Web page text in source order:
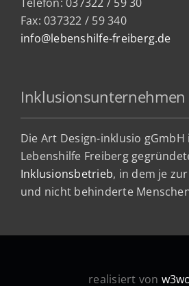
Telefon: 037322 / 59 30
Fax: 037322 / 59 340
info@lebenshilfe-freiberg.de
Inklusionsunternehmen
Die Art Design-inklusio
Lebenshilfe Freiberg
Inklusionsbetrieb, in dem je
und nicht behinderte
realisiert von